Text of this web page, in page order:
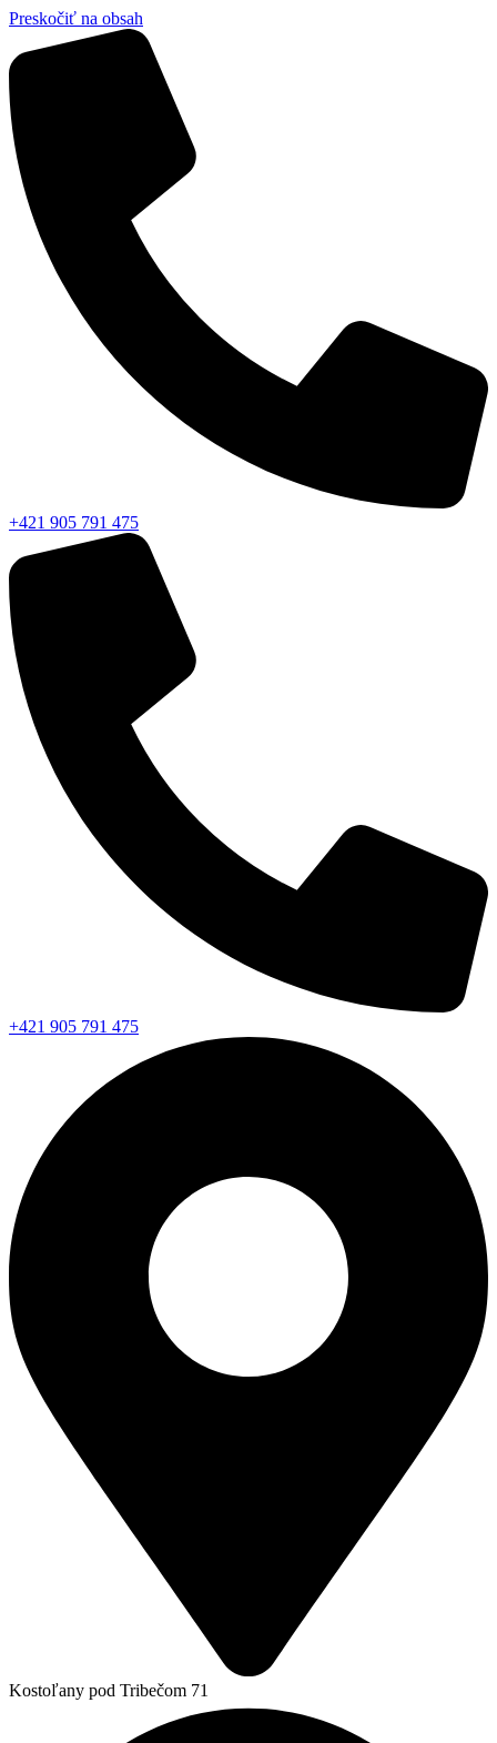
Preskočiť na obsah
+421 905 791 475
+421 905 791 475
Kostoľany pod Tribečom 71